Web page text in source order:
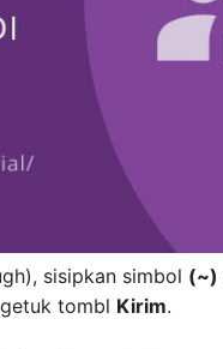
sisipkan simbol (~)
tombl Kirim.